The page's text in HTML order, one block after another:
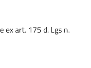
ex art. 175 d. Lgs n.